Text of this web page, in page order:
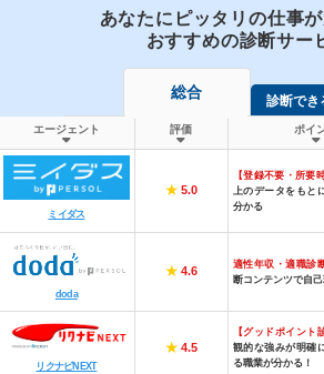
あなたにピッタリの仕事
おすすめの診断サー
総合 診断でき
エージェント 評価 ポイ
ミイダス
★5.0
【登録不要・所要
上のデータをもと
分かる
doda
★4.6
適性年収・適職診
断コンテンツで自
リクナビNEXT
★4.5
【グッドポイント
観的な強みが明確
る職業が分かる！